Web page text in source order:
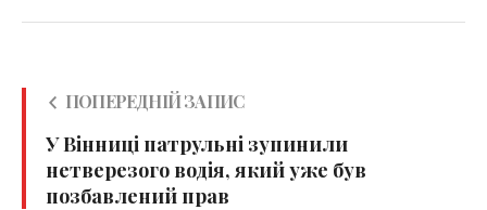
ПОПЕРЕДНІЙ ЗАПИС
У Вінниці патрульні зупинили
нетверезого водія, який уже був
позбавлений прав